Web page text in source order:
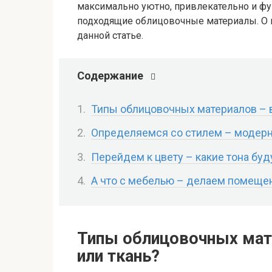
максимально уютно, привлекательно и
подходящие облицовочные материалы.
данной статье.
Содержание
Типы облицовочных материалов –
Определяемся со стилем –
Перейдем к цвету – какие тона
А что с мебелью – делаем
Типы облицовочных
или ткань?